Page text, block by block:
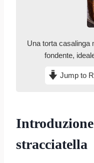
Una torta casalinga
fondente,
Jump to
stracciatella